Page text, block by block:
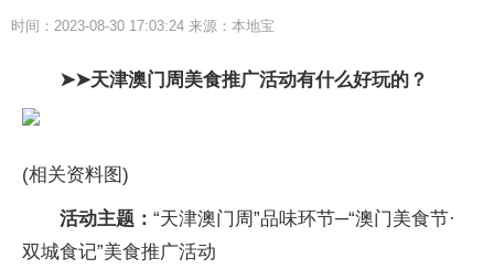
时间：2023-08-30 17:03:24 来源：本地宝
➤➤天津澳门周美食推广活动有什么好玩的？
(相关资料图)
活动主题： “天津澳门周”品味环节─“澳门美食节·
双城食记”美食推广活动